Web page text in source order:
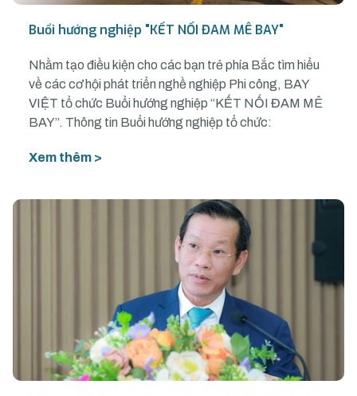
Buổi hướng nghiệp "KẾT NỐI ĐAM MÊ BAY"
Nhằm tạo điều kiện cho các bạn trẻ phía Bắc tìm hiểu
về các cơ hội phát triển nghề nghiệp Phi công, BAY
VIỆT tổ chức Buổi hướng nghiệp “KẾT NỐI ĐAM MÊ
BAY”. Thông tin Buổi hướng nghiệp tổ chức:
Xem thêm >